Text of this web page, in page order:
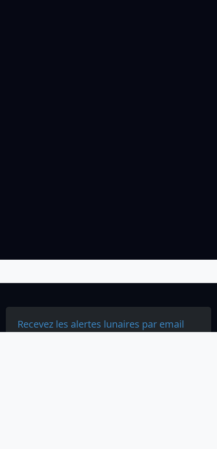
Recevez les alertes lunaires par email